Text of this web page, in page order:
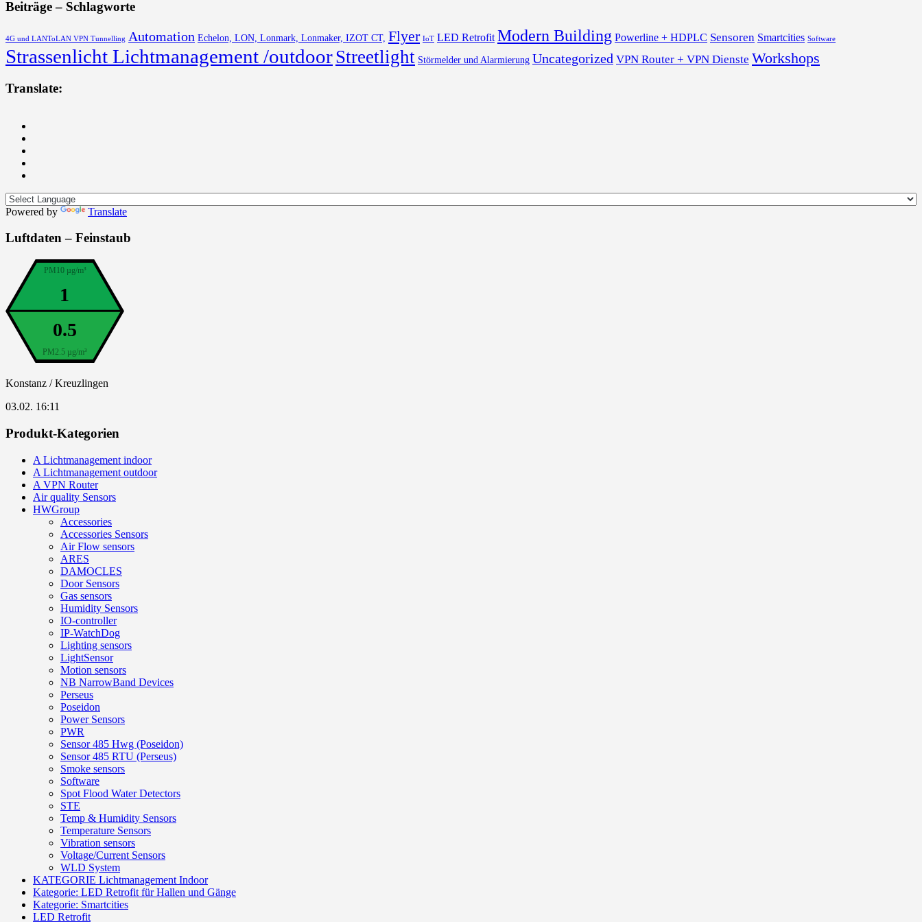
Beiträge – Schlagworte
4G und LANToLAN VPN Tunnelling Automation Echelon, LON, Lonmark, Lonmaker, IZOT CT, Flyer IoT LED Retrofit Modern Building Powerline + HDPLC Sensoren Smartcities Software
Strassenlicht Lichtmanagement /outdoorStreetlight Störmelder und Alarmierung Uncategorized VPN Router + VPN Dienste Workshops
Translate:
Powered by Translate
Luftdaten – Feinstaub
PM10 µg/m³
PM2.5 µg/m³
1
0.5
Konstanz / Kreuzlingen
03.02. 16:11
Produkt-Kategorien
A Lichtmanagement indoor
A Lichtmanagement outdoor
A VPN Router
Air quality Sensors
HWGroup
Accessories
Accessories Sensors
Air Flow sensors
ARES
DAMOCLES
Door Sensors
Gas sensors
Humidity Sensors
IO-controller
IP-WatchDog
Lighting sensors
LightSensor
Motion sensors
NB NarrowBand Devices
Perseus
Poseidon
Power Sensors
PWR
Sensor 485 Hwg (Poseidon)
Sensor 485 RTU (Perseus)
Smoke sensors
Software
Spot Flood Water Detectors
STE
Temp & Humidity Sensors
Temperature Sensors
Vibration sensors
Voltage/Current Sensors
WLD System
KATEGORIE Lichtmanagement Indoor
Kategorie: LED Retrofit für Hallen und Gänge
Kategorie: Smartcities
LED Retrofit